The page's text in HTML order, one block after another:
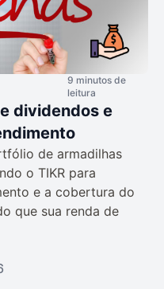
9 minutos de
leitura
dividendos e
de armadilhas
o TIKR para
e a cobertura do
que sua renda de